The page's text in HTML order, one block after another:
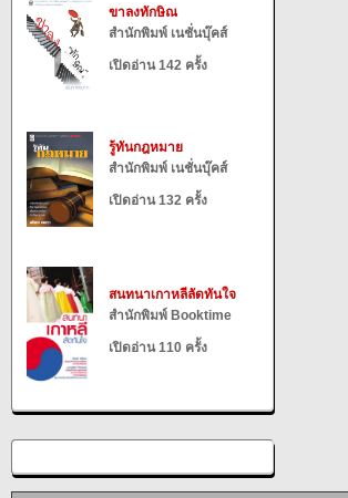
ขาลงทักษิณ
สำนักพิมพ์ เนชั่นบุ๊คส์
เปิดอ่าน 142 ครั้ง
รู้ทันกฎหมาย
สำนักพิมพ์ เนชั่นบุ๊คส์
เปิดอ่าน 132 ครั้ง
สนทนาเกาหลีลัดทันใจ
สำนักพิมพ์ Booktime
เปิดอ่าน 110 ครั้ง